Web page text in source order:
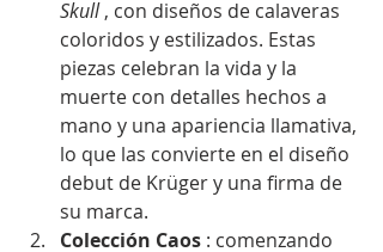
Skull , con diseños de calaveras
coloridos y estilizados. Estas
piezas celebran la vida y la
muerte con detalles hechos a
mano y una apariencia llamativa,
lo que las convierte en el diseño
debut de Krüger y una firma de
su marca.
Colección Caos : comenzando